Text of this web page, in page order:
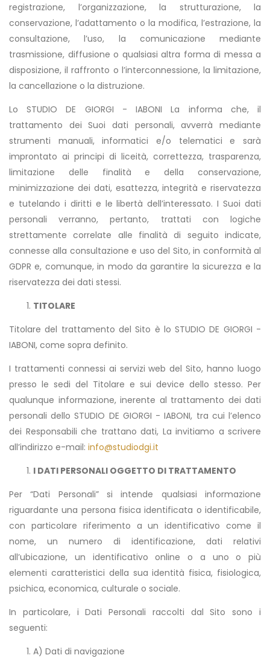
registrazione, l’organizzazione, la strutturazione, la
conservazione, l’adattamento o la modifica, l’estrazione, la
consultazione, l’uso, la comunicazione mediante
trasmissione, diffusione o qualsiasi altra forma di messa a
disposizione, il raffronto o l’interconnessione, la limitazione,
la cancellazione o la distruzione.
Lo STUDIO DE GIORGI - IABONI La informa che, il
trattamento dei Suoi dati personali, avverrà mediante
strumenti manuali, informatici e/o telematici e sarà
improntato ai principi di liceità, correttezza, trasparenza,
limitazione delle finalità e della conservazione,
minimizzazione dei dati, esattezza, integrità e riservatezza
e tutelando i diritti e le libertà dell’interessato. I Suoi dati
personali verranno, pertanto, trattati con logiche
strettamente correlate alle finalità di seguito indicate,
connesse alla consultazione e uso del Sito, in conformità al
GDPR e, comunque, in modo da garantire la sicurezza e la
riservatezza dei dati stessi.
TITOLARE
Titolare del trattamento del Sito è lo STUDIO DE GIORGI -
IABONI, come sopra definito.
I trattamenti connessi ai servizi web del Sito, hanno luogo
presso le sedi del Titolare e sui device dello stesso. Per
qualunque informazione, inerente al trattamento dei dati
personali dello STUDIO DE GIORGI - IABONI, tra cui l’elenco
dei Responsabili che trattano dati, La invitiamo a scrivere
all’indirizzo e-mail: info@studiodgi.it
I DATI PERSONALI OGGETTO DI TRATTAMENTO
Per “Dati Personali” si intende qualsiasi informazione
riguardante una persona fisica identificata o identificabile,
con particolare riferimento a un identificativo come il
nome, un numero di identificazione, dati relativi
all’ubicazione, un identificativo online o a uno o più
elementi caratteristici della sua identità fisica, fisiologica,
psichica, economica, culturale o sociale.
In particolare, i Dati Personali raccolti dal Sito sono i
seguenti:
A) Dati di navigazione